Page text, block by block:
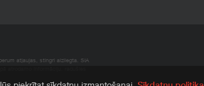
atļaujas, stingri aizliegta. SIA